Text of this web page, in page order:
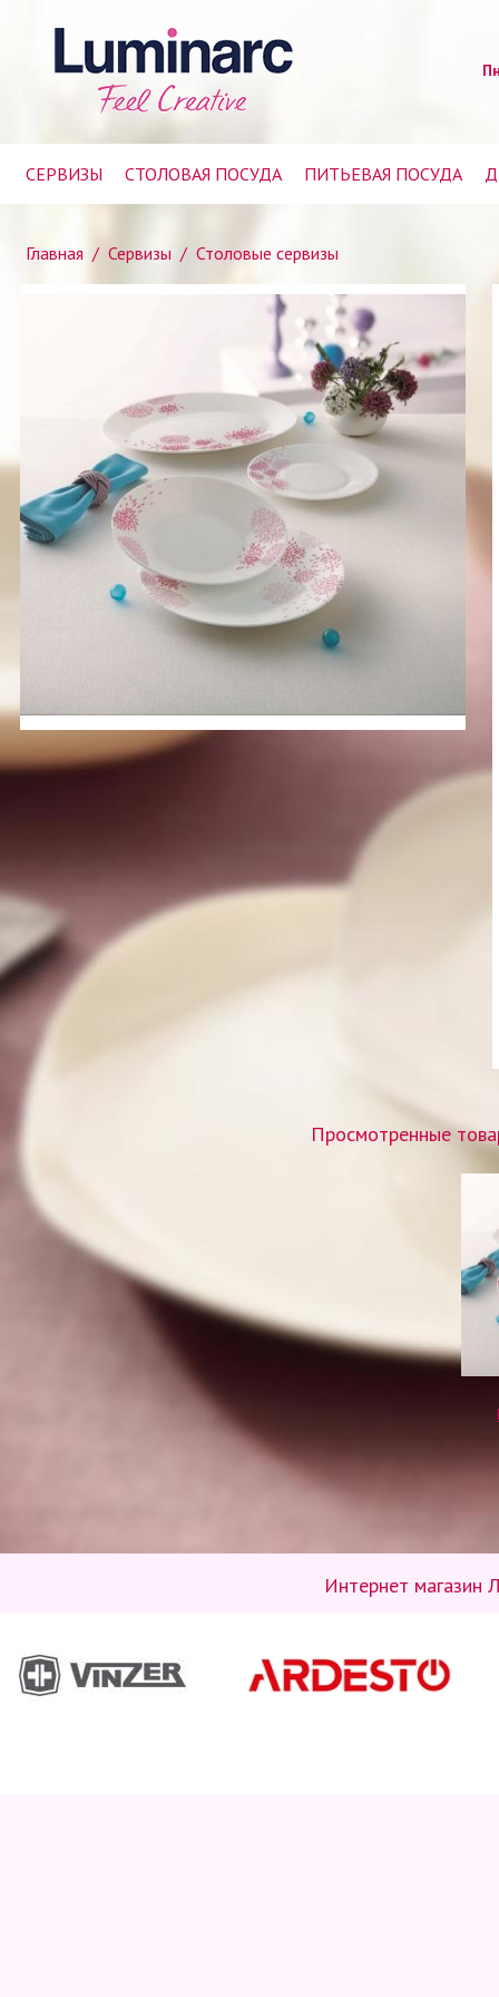
СЕРВИЗЫ СТОЛОВАЯ ПОСУДА ПИТЬЕВАЯ ПОСУДА
Главная / Сервизы / Столовые сервизы
Просмотренные
Интернет магазин